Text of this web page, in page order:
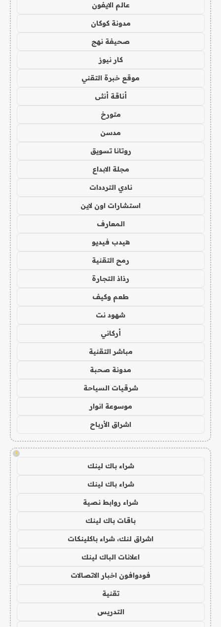
عالم الايفون
مدونة كوكان
صحيفة نهج
كار نيوز
موقع خبرة التقني
أناقة أنثى
متورخ
مدسن
روتانا تسويق
مجلة الابداع
نادي الترددات
استشارات اون لاين
المعارف
هيدب فيديو
رمح التقنية
رذاذ التجارة
طعم وكيف
شهود نت
أركاني
مباشر التقنية
مدونة صحبة
شرقيات السياحة
موسوعة انوار
اشراق الأرباح
!
شراء باك لينك
شراء باك لينك
شراء روابط نصية
باقات باك لينك
اشراق لنك، شراء باكلينكات
اعلانات الباك لينك
فودوافون اخبار الاتصالات
تقنية
التدريس